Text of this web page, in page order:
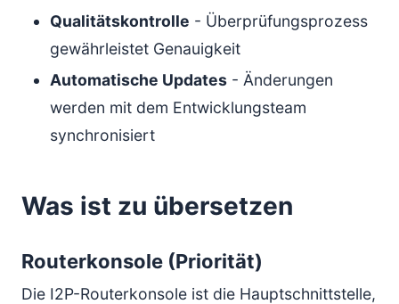
Qualitätskontrolle - Überprüfungsprozess
gewährleistet Genauigkeit
Automatische Updates - Änderungen
werden mit dem Entwicklungsteam
synchronisiert
Was ist zu übersetzen
Routerkonsole (Priorität)
Die I2P-Routerkonsole ist die Hauptschnittstelle,